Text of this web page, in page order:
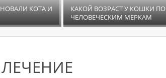
КОТА И
КАКОЙ ВОЗРАСТ У КОШКИ ПО
ЧЕЛОВЕЧЕСКИМ МЕРКАМ